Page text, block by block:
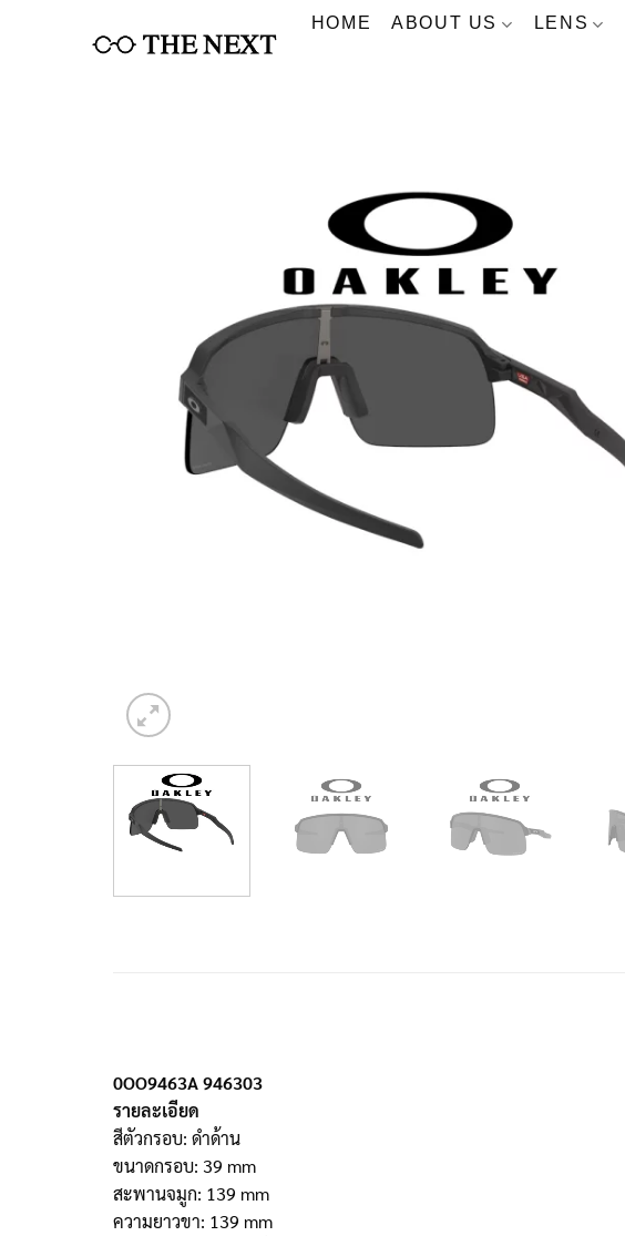
HOME ABOUT US LENS
0OO9463A 946303
รายละเอียด
สีตัวกรอบ: ดำด้าน
ขนาดกรอบ: 39 mm
สะพานจมูก: 139 mm
ความยาวขา: 139 mm